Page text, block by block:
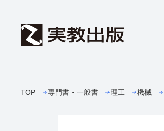
TOP 専門書・一般書 理工 機械